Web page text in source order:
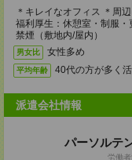
＊キレイなオフィス ＊周
福利厚生：休憩室・制服・
禁煙（敷地内/屋内）
男女比 女性多め
平均年齢 40代の方が多く活
派遣会社情報
パーソルテ
労働